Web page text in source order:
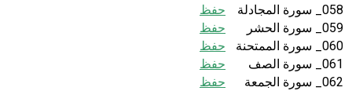
058_ سورة المجادلة
حفظ
059_ سورة الحشر
حفظ
060_ سورة الممتحنة
حفظ
061_ سورة الصف
حفظ
062_ سورة الجمعة
حفظ